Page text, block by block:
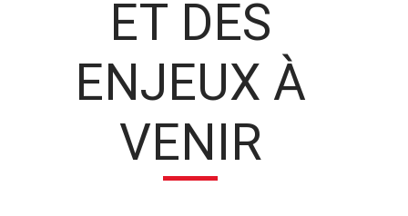
ET DES
ENJEUX À
VENIR